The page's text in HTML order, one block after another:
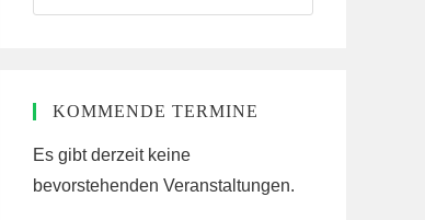
this
KOMMENDE TERMINE
Es gibt derzeit keine
bevorstehenden Veranstaltungen.